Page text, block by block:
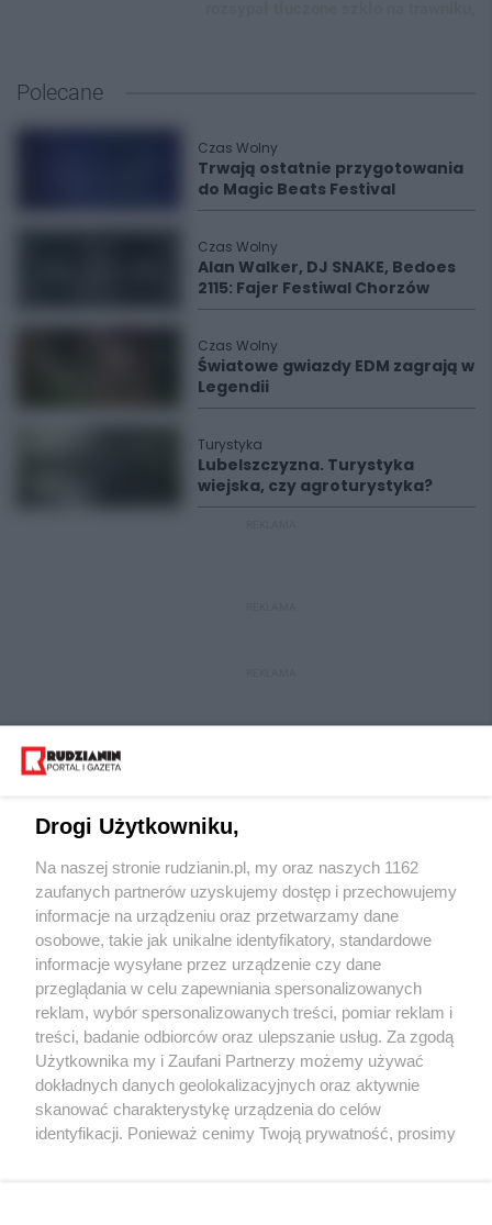
Polecane
Czas Wolny
Trwają ostatnie przygotowania
do Magic Beats Festival
Czas Wolny
Alan Walker, DJ SNAKE, Bedoes
2115: Fajer Festiwal Chorzów
Czas Wolny
Światowe gwiazdy EDM zagrają w
Legendii
Turystyka
Lubelszczyzna. Turystyka
wiejska, czy agroturystyka?
Wydawca mediów lokalnych
Nie zapomnij
zapoznać się z:
polityką prywatności regulamin korzystania z portali
Twojemiasto
Piekary Śląskie
Chorzów
Tarnowskie Góry
Skontakuj sięz nami
Kontakt
Wydawca
Redakcja
Drogi Użytkowniku,
Na naszej stronie rudzianin.pl, my oraz naszych 1162
zaufanych partnerów uzyskujemy dostęp i przechowujemy
informacje na urządzeniu oraz przetwarzamy dane
osobowe, takie jak unikalne identyfikatory, standardowe
informacje wysyłane przez urządzenie czy dane
przeglądania w celu zapewniania spersonalizowanych
reklam, wybór spersonalizowanych treści, pomiar reklam i
treści, badanie odbiorców oraz ulepszanie usług. Za zgodą
Użytkownika my i Zaufani Partnerzy możemy używać
dokładnych danych geolokalizacyjnych oraz aktywnie
skanować charakterystykę urządzenia do celów
identyfikacji. Ponieważ cenimy Twoją prywatność, prosimy